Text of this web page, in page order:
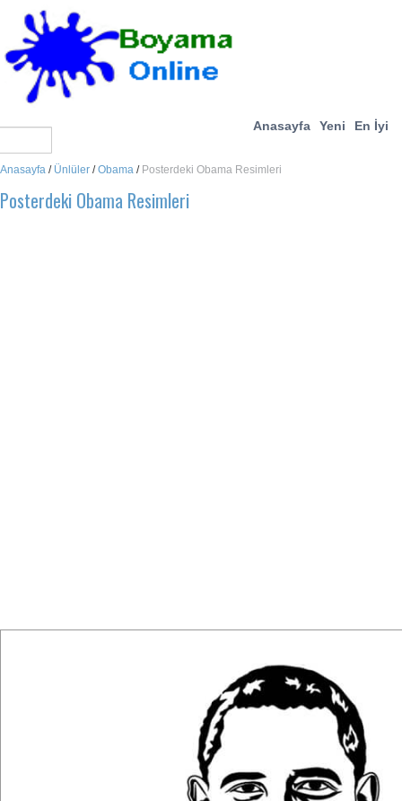
Anasayfa Yeni En İyi
Anasayfa / Ünlüler /Obama / Posterdeki Obama Resimleri
Posterdeki Obama Resimleri